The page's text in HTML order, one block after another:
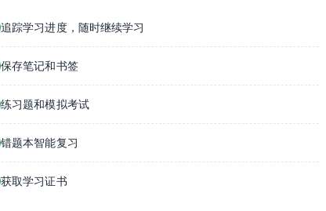
追踪学习进度，随时继续学习
保存笔记和书签
练习题和模拟考试
错题本智能复习
获取学习证书